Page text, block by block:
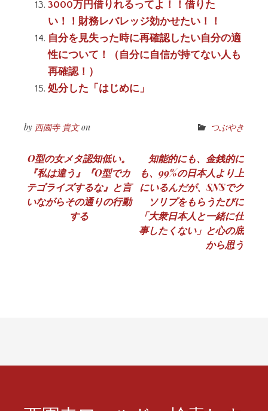
3000万円借りれるってよ！！借りた
い！！財務レバレッジ効かせたい！！
自分を見失った時に再確認したい自分の適
性について！（自分に自信が持てない人も
再確認！）
処分した「はじめに」
by 西園寺 貴文on つぶやき
投
稿
ナ
O型の女メタ認知低い。
『私は違う』『O型でカ
テゴライズするな』と言
いながらその通りの行動
する
知能的にも、金銭的に
も、99%の日本人より上
にいるんだが、SNSでク
ソリプをもらうたびに
「大衆日本人と一緒に仕
事したくない」と心の底
から思う